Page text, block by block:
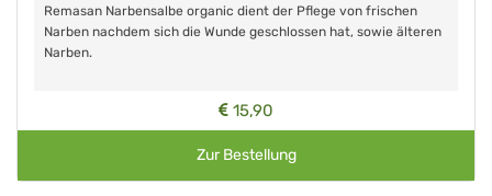
Remasan Narbensalbe organic dient der Pflege von frischen
Narben nachdem sich die Wunde geschlossen hat, sowie älteren
Narben.
15,90
Zur Bestellung